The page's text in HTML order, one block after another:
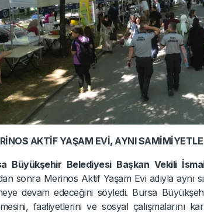
AKTİF YAŞAM EVİ, AYNI
Büyükşehir Belediyesi Başkan Vekili
sonra Merinos Aktif Yaşam Evi adıyla aynı
devam edeceğini söyledi. Bursa
faaliyetlerini ve sosyal çalışmalarını